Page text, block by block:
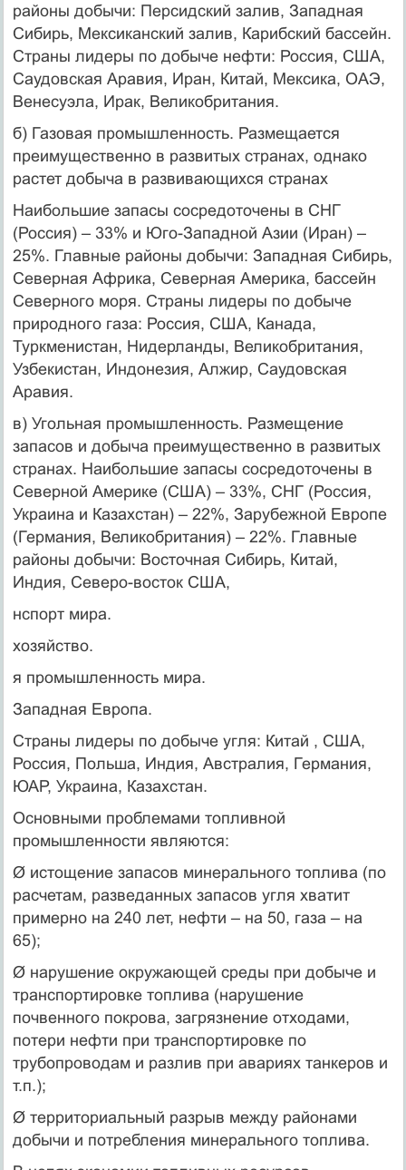
районы добычи: Персидский залив, Западная
Сибирь, Мексиканский залив, Карибский бассейн.
Страны лидеры по добыче нефти: Россия, США,
Саудовская Аравия, Иран, Китай, Мексика, ОАЭ,
Венесуэла, Ирак, Великобритания.
б) Газовая промышленность. Размещается
преимущественно в развитых странах, однако
растет добыча в развивающихся странах
Наибольшие запасы сосредоточены в СНГ
(Россия) – 33% и Юго-Западной Азии (Иран) –
25%. Главные районы добычи: Западная Сибирь,
Северная Африка, Северная Америка, бассейн
Северного моря. Страны лидеры по добыче
природного газа: Россия, США, Канада,
Туркменистан, Нидерланды, Великобритания,
Узбекистан, Индонезия, Алжир, Саудовская
Аравия.
в) Угольная промышленность. Размещение
запасов и добыча преимущественно в развитых
странах. Наибольшие запасы сосредоточены в
Северной Америке (США) – 33%, СНГ (Россия,
Украина и Казахстан) – 22%, Зарубежной Европе
(Германия, Великобритания) – 22%. Главные
районы добычи: Восточная Сибирь, Китай,
Индия, Северо-восток США,
нспорт мира.
хозяйство.
я промышленность мира.
Западная Европа.
Страны лидеры по добыче угля: Китай , США,
Россия, Польша, Индия, Австралия, Германия,
ЮАР, Украина, Казахстан.
Основными проблемами топливной
промышленности являются:
Ø истощение запасов минерального топлива (по
расчетам, разведанных запасов угля хватит
примерно на 240 лет, нефти – на 50, газа – на
65);
Ø нарушение окружающей среды при добыче и
транспортировке топлива (нарушение
почвенного покрова, загрязнение отходами,
потери нефти при транспортировке по
трубопроводам и разлив при авариях танкеров и
т.п.);
Ø территориальный разрыв между районами
добычи и потребления минерального топлива.